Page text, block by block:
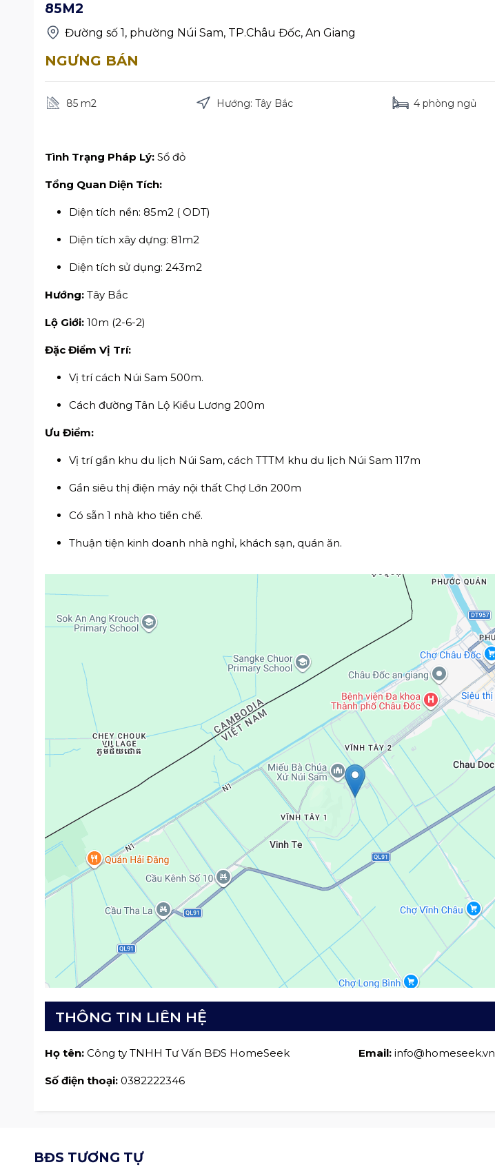
85M2
Đường số 1, phường Núi Sam, TP.Châu Đốc, An Giang
NGƯNG BÁN
85 m2 Hướng: Tây Bắc 4 phòng ngủ
Tình Trạng Pháp Lý: Sổ đỏ
Tổng Quan Diện Tích:
Diện tích nền: 85m2 ( ODT)
Diện tích xây dựng: 81m2
Diện tích sử dụng: 243m2
Hướng: Tây Bắc
Lộ Giới: 10m (2-6-2)
Đặc Điểm Vị Trí:
Vị trí cách Núi Sam 500m.
Cách đường Tân Lộ Kiều Lương 200m
Ưu Điểm:
Vị trí gần khu du lịch Núi Sam, cách TTTM khu du lịch Núi Sam 117m
Gần siêu thị điện máy nội thất Chợ Lớn 200m
Có sẵn 1 nhà kho tiền chế.
Thuận tiện kinh doanh nhà nghỉ, khách sạn, quán ăn.
THÔNG TIN LIÊN HỆ
Họ tên: Công ty TNHH Tư Vấn BĐS HomeSeek Email: info@homeseek.vn
Số điện thoại: 0382222346
BĐS TƯƠNG TỰ